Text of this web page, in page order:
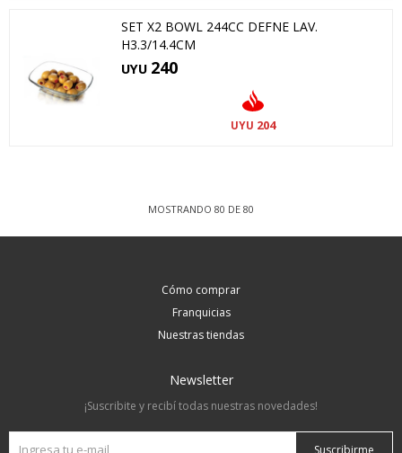
SET X2 BOWL 244CC DEFNE LAV.
H3.3/14.4CM
UYU 240
UYU 204
MOSTRANDO 80 DE 80
Cómo comprar
Franquicias
Nuestras tiendas
Newsletter
¡Suscribite y recibí todas nuestras novedades!
Suscribirme